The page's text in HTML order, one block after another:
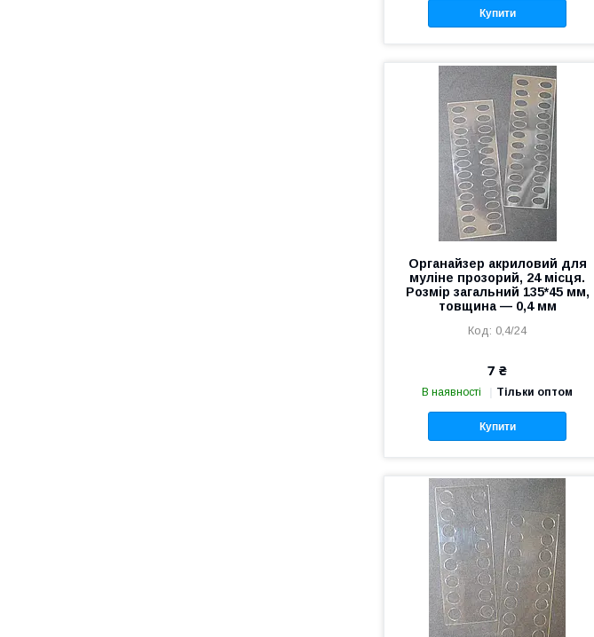
Купити
Органайзер акриловий для
муліне прозорий, 24 місця.
Розмір загальний 135*45 мм,
товщина — 0,4 мм
0,4/24
7 ₴
В наявності Тільки оптом
Купити